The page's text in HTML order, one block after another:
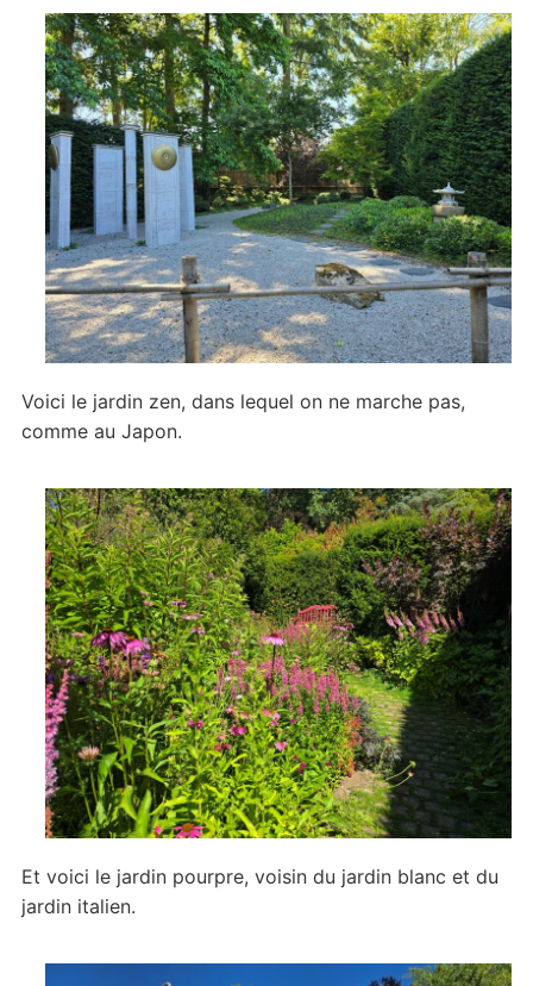
Voici le jardin zen, dans lequel on ne marche pas,
comme au Japon.
Et voici le jardin pourpre, voisin du jardin blanc et du
jardin italien.